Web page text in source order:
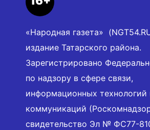
«Народная газета»
издание Татарского района.
Зарегистрировано
по надзору в сфере связи,
информационных
коммуникаций
свидетельство Эл № ФС77-